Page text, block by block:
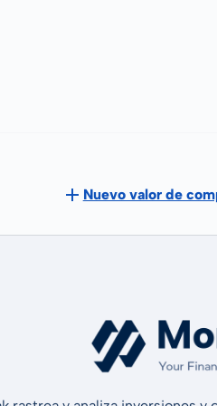
Nuevo valor de